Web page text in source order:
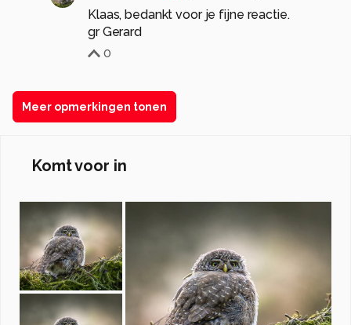
Klaas, bedankt voor je fijne reactie.
0
Meer opmerkingen tonen
Komt voor in